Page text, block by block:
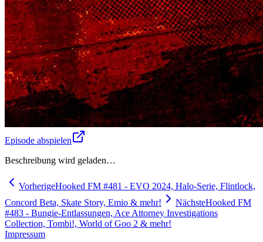
Episode abspielen
Beschreibung wird geladen…
VorherigeHooked FM #481 - EVO 2024, Halo-Serie, Flintlock,
Concord Beta, Skate Story, Emio & mehr!
NächsteHooked FM
#483 - Bungie-Entlassungen, Ace Attorney Investigations
Collection, Tombi!, World of Goo 2 & mehr!
Impressum